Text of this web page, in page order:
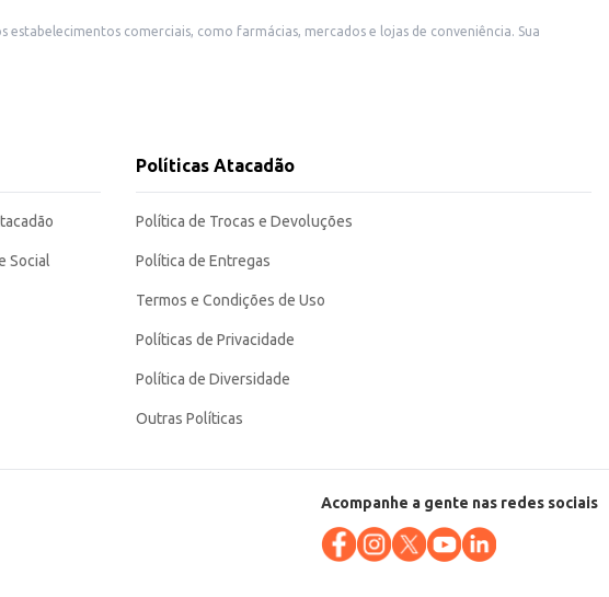
comerciais, como farmácias, mercados e lojas de conveniência. Sua
de 70g garante praticidade e
Social
Políticas Atacadão
Política de Trocas e Devoluções
Política de Entregas
Termos e Condições de Uso
Políticas de Privacidade
Política de Diversidade
Outras Políticas
Acompanhe a gente nas redes sociais